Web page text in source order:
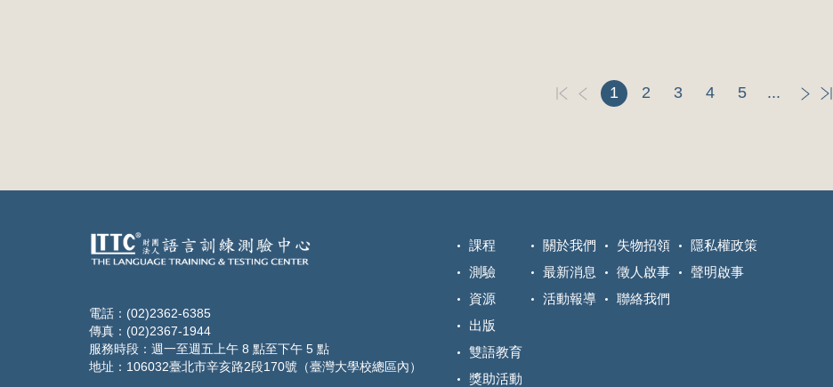
1 2 3 4 5 ...
電話：(02)2362-6385
傳真：(02)2367-1944
服務時段：週一至週五上午 8 點至下午 5 點
地址：106032臺北市辛亥路2段170號（臺灣大學校總區內）
課程
測驗
資源
出版
雙語教育
獎助活動
關於我們
最新消息
活動報導
失物招領
徵人啟事
聯絡我們
隱私權政策
聲明啟事